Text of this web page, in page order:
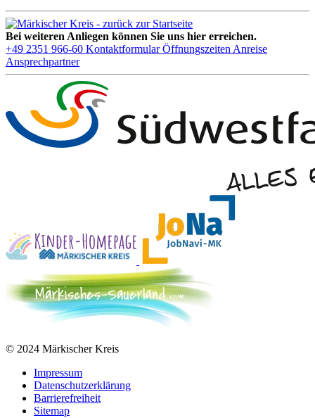
Bei weiteren Anliegen können Sie uns hier erreichen.
+49 2351 966-60 Kontaktformular Öffnungszeiten Anreise
Ansprechpartner
© 2024 Märkischer Kreis
Impressum
Datenschutzerklärung
Barrierefreiheit
Sitemap